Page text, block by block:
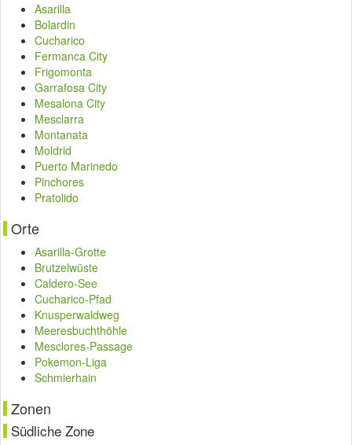
Asarilla
Bolardin
Cucharico
Fermanca City
Frigomonta
Garrafosa City
Mesalona City
Mesclarra
Montanata
Moldrid
Puerto Marinedo
Pinchores
Pratolido
Orte
Asarilla-Grotte
Brutzelwüste
Caldero-See
Cucharico-Pfad
Knusperwaldweg
Meeresbuchthöhle
Mesclores-Passage
Pokemon-Liga
Schmierhain
Zonen
Südliche Zone